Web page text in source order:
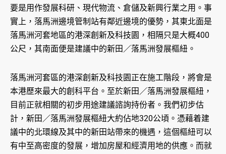
要是用作發展科研、現代物流、倉儲及新興行業之用。事
實上，落馬洲邊境管制站有鄰近邊境的優勢，其東北面是
落馬洲河套地區的港深創新及科技園，相隔只是大概400
公尺，其南面便是建議中的新田／落馬洲發展樞紐。
落馬洲河套區的港深創新及科技園正在施工階段，將會是
本港歷來最大的創科平台。至於新田／落馬洲發展樞紐，
目前正就相關的初步用途建議諮詢持份者。我們初步估
計，新田／落馬洲發展樞紐大約佔地320公頃。憑藉着建
議中的北環線及其中的新田站帶來的機遇，這個樞紐可以
有中至高密度的發展，增加房屋和經濟用地的供應。而就